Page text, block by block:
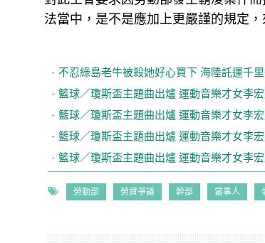
法當中，是不是應加上更嚴謹的規定
不忍綠島老牛被殺她好心買下 海陸託運千
籃球／瓊斯盃主題曲出爐 運動音樂才女李
籃球／瓊斯盃主題曲出爐 運動音樂才女李
籃球／瓊斯盃主題曲出爐 運動音樂才女李
籃球／瓊斯盃主題曲出爐 運動音樂才女李
勞動部 勞資爭議 幹部 當事人